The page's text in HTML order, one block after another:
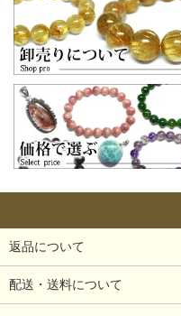
返品について
配送・送料について